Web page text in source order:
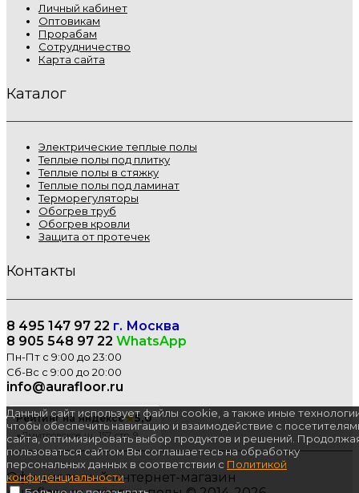
Данный сайт использует файлы cookie, а также иные
чтобы обеспечить навигацию и взаимодействие с
сайта, оптимизировать выбор продуктов и решений.
пользоваться сайтом Вы соглашаетесь на обработку
персональных данных в соответствии с Политикой
конфиденциальности
Личный кабинет
Оптовикам
Прорабам
Сотрудничество
Карта сайта
Каталог
Электрические теплые полы
Теплые полы под плитку
Теплые полы в стяжку
Теплые полы под ламинат
Терморегуляторы
Обогрев труб
Обогрев кровли
Защита от протечек
Контакты
8 495 147 97 22 г. Москва
8 905 548 97 22 WhatsApp
Пн-Пт с 9:00 до 23:00
Сб-Вс с 9:00 до 20:00
info@aurafloor.ru
Рейтинг на Яндексе★5,0
●Дмитровское ш., 157, стр. 9
Официальный интернет-магазин